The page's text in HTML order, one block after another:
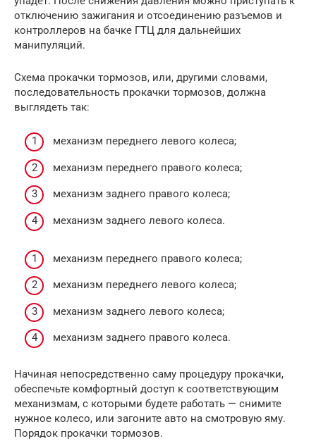
отключению зажигания и отсоединению разъемов и
контроллеров на бачке ГТЦ для дальнейших
манипуляций.
Схема прокачки тормозов, или, другими словами,
последовательность прокачки тормозов, должна
выглядеть так:
механизм переднего левого колеса;
механизм переднего правого колеса;
механизм заднего правого колеса;
механизм заднего левого колеса.
механизм переднего правого колеса;
механизм переднего левого колеса;
механизм заднего левого колеса;
механизм заднего правого колеса.
Начиная непосредственно саму процедуру прокачки,
обеспечьте комфортный доступ к соответствующим
механизмам, с которыми будете работать — снимите
нужное колесо, или загоните авто на смотровую яму.
Порядок прокачки тормозов.